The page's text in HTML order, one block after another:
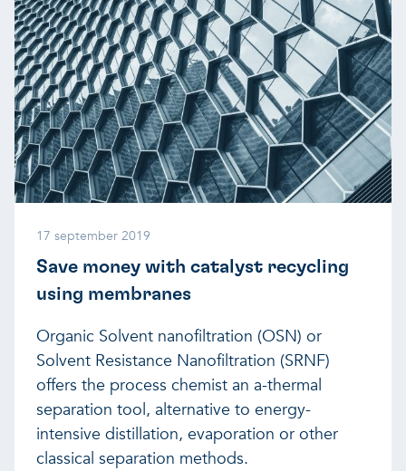
17 september 2019
Save money with catalyst recycling
using membranes
Organic Solvent nanofiltration (OSN) or
Solvent Resistance Nanofiltration (SRNF)
offers the process chemist an a-thermal
separation tool, alternative to energy-
intensive distillation, evaporation or other
classical separation methods.